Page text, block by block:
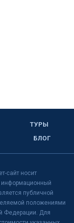
ТУРЫ
БЛОГ
сайт носит
информационный
публичной
положениями
Федерации. Для